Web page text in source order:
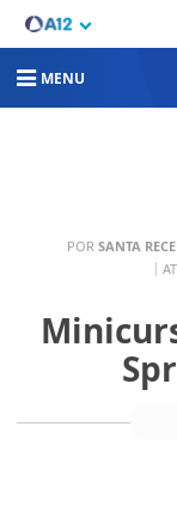
MENU
POR SANTA